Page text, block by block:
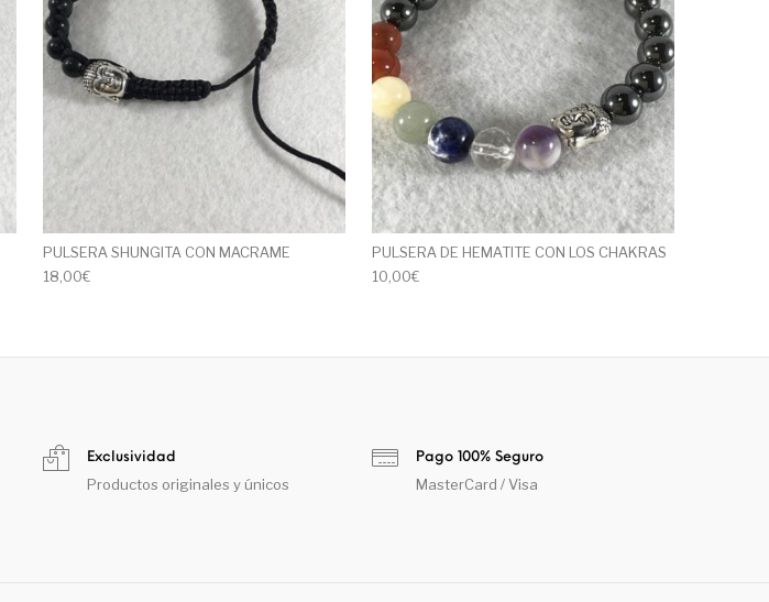
PULSERA SHUNGITA CON MACRAME
18,00€
PULSERA DE HEMATITE CON LOS CHAKRAS
10,00€
Exclusividad
Productos originales y únicos
Pago 100% Seguro
MasterCard / Visa